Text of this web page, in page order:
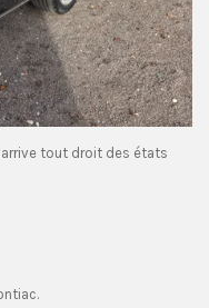
tout droit des états